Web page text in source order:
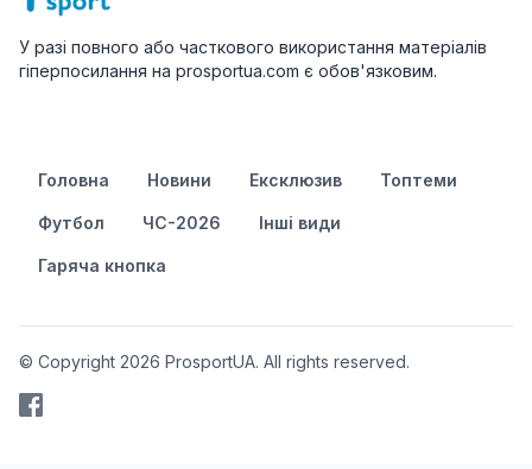
У разі повного або часткового використання матеріалів
гіперпосилання на prosportua.com є обов'язковим.
Головна Новини Ексклюзив Топтеми
Футбол ЧС-2026 Інші види
Гаряча кнопка
© Copyright 2026 ProsportUA. All rights reserved.